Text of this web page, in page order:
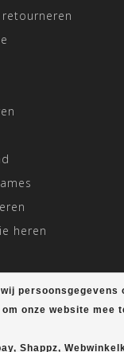
persoonsgegevens
onze website mee
Shappz,
heren